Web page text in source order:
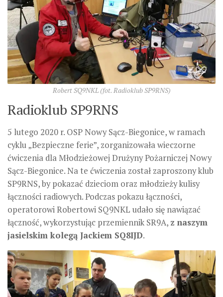
Robert SQ9NKL (fot. Radioklub SP9RNS)
Radioklub SP9RNS
5 lutego 2020 r. OSP Nowy Sącz-Biegonice, w ramach
cyklu „Bezpieczne ferie”, zorganizowała wieczorne
ćwiczenia dla Młodzieżowej Drużyny Pożarniczej Nowy
Sącz-Biegonice. Na te ćwiczenia został zaproszony klub
SP9RNS, by pokazać dzieciom oraz młodzieży kulisy
łączności radiowych. Podczas pokazu łączności,
operatorowi Robertowi SQ9NKL udało się nawiązać
łączność, wykorzystując przemiennik SR9A, z naszym
jasielskim kolegą Jackiem SQ8IJD.